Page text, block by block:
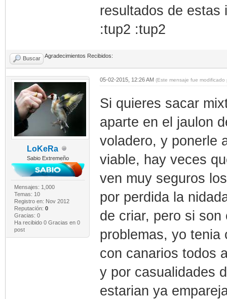
resultados de estas
:tup2 :tup2
Buscar Agradecimientos Recibidos:
LoKeRa
Sabio Extremeño
Mensajes: 1,000
Temas: 10
Registro en: Nov 2012
Reputación: 0
Gracias: 0
Ha recibido 0 Gracias en 0
post
05-02-2015, 12:26 AM (Este mensaje fue
Si quieres sacar
aparte en el jaulon
voladero, y ponerle
viable, hay veces
ven muy seguros
por perdida la
de criar, pero si
problemas, yo tenia
con canarios todos
y por casualidades
estarian ya